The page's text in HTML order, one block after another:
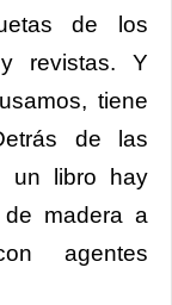
de los
revistas. Y
tiene
de las
un libro hay
de madera a
agentes